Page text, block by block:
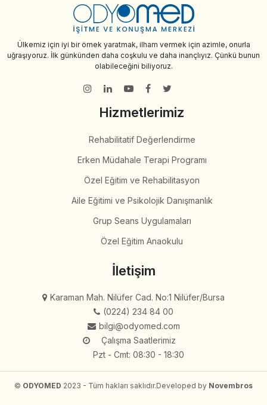
Ülkemiz için iyi bir örnek yaratmak, ilham vermek için azimle, onurla
uğraşıyoruz. İlk günkünden daha coşkulu ve daha inançlıyız. Çünkü bunun
olabileceğini biliyoruz.
Hizmetlerimiz
Rehabilitatif Değerlendirme
Erken Müdahale Terapi Programı
Özel Eğitim ve Rehabilitasyon
Aile Eğitimi ve Psikolojik Danışmanlık
Grup Seans Uygulamaları
Özel Eğitim Anaokulu
İletişim
Karaman Mah. Nilüfer Cad. No:1 Nilüfer/Bursa
(0224) 234 84 00
bilgi@odyomed.com
Çalışma Saatlerimiz
Pzt - Cmt: 08:30 - 18:30
© ODYOMED 2023 - Tüm hakları saklıdır.Developed by Novembros